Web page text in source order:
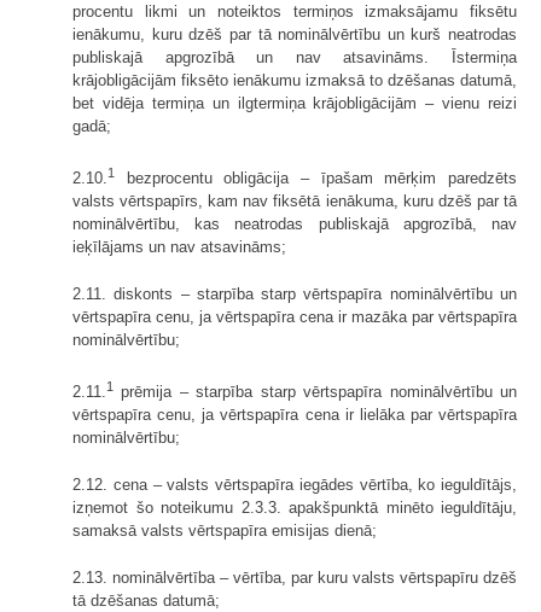
procentu likmi un noteiktos termiņos izmaksājamu fiksētu
ienākumu, kuru dzēš par tā nominālvērtību un kurš neatrodas
publiskajā apgrozībā un nav atsavināms. Īstermiņa
krājobligācijām fiksēto ienākumu izmaksā to dzēšanas datumā,
bet vidēja termiņa un ilgtermiņa krājobligācijām – vienu reizi
gadā;
2.10. 1
bezprocentu obligācija – īpašam mērķim paredzēts
valsts vērtspapīrs, kam nav fiksētā ienākuma, kuru dzēš par tā
nominālvērtību, kas neatrodas publiskajā apgrozībā, nav
ieķīlājams un nav atsavināms;
2.11. diskonts – starpība starp vērtspapīra nominālvērtību un
vērtspapīra cenu, ja vērtspapīra cena ir mazāka par vērtspapīra
nominālvērtību;
2.11.1
prēmija – starpība starp vērtspapīra nominālvērtību un
vērtspapīra cenu, ja vērtspapīra cena ir lielāka par vērtspapīra
nominālvērtību;
2.12. cena – valsts vērtspapīra iegādes vērtība, ko ieguldītājs,
izņemot šo noteikumu 2.3.3. apakšpunktā minēto ieguldītāju,
samaksā valsts vērtspapīra emisijas dienā;
2.13. nominālvērtība – vērtība, par kuru valsts vērtspapīru dzēš
tā dzēšanas datumā;